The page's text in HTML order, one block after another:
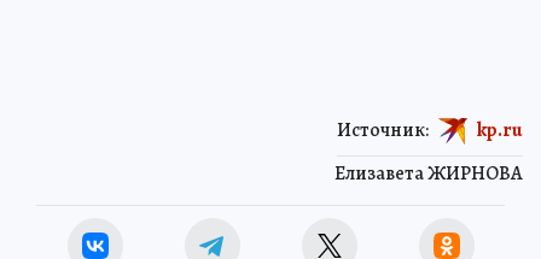
Елизавета ЖИРНОВА
Источник: kp.ru